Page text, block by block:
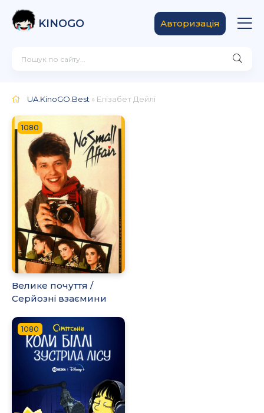
KINOGO Авторизація
UA.KinoGO.Best » Елізабет Дейлі
1080
Велике почуття /
Серйозні взаємини
1080